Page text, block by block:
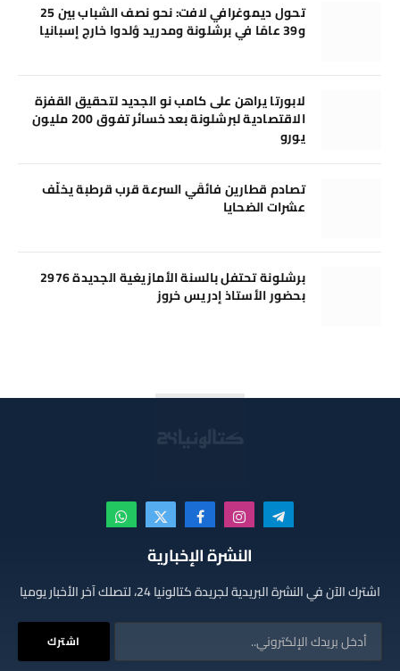
تحول ديموغرافي لافت: نحو نصف الشباب بين 25
و39 عامًا في برشلونة ومدريد وُلدوا خارج إسبانيا
لابورتا يراهن على كامب نو الجديد لتحقيق القفزة
الاقتصادية لبرشلونة بعد خسائر تفوق 200 مليون
يورو
تصادم قطارين فائقَي السرعة قرب قرطبة يخلّف
عشرات الضحايا
برشلونة تحتفل بالسنة الأمازيغية الجديدة 2976
بحضور الأستاذ إدريس خروز
تيلقرام الانستغرامفيسبوكX
(Twitter)
واتساب
النشرة الإخبارية
اشترك الآن في النشرة البريدية لجريدة كتالونيا 24، لتصلك آخر الأخبار يوميا